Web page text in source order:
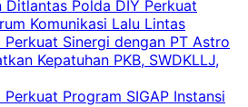
Ditlantas Polda DIY Perkuat
Komunikasi Lalu Lintas
Perkuat Sinergi dengan PT Astro
Kepatuhan PKB, SWDKLLJ,
Perkuat Program SIGAP Instansi